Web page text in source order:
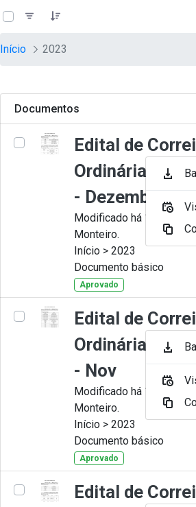
Pular para o Conteúdo principal
teste descricao
Início 2023
Documentos
Edital de
Ordinária nº
- Dezembro
Modificado há 11 Meses
Monteiro.
Início > 2023
Documento básico
Aprovado
Edital de
Ordinária nº
- Nov
Modificado há 11 Meses
Monteiro.
Início > 2023
Documento básico
Aprovado
Edital de